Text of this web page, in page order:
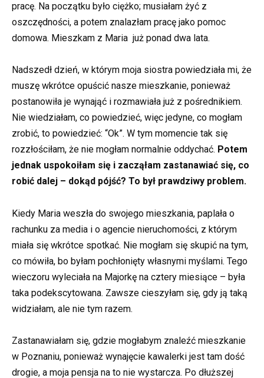
pracę. Na początku było ciężko; musiałam żyć z
oszczędności, a potem znalazłam pracę jako pomoc
domowa. Mieszkam z Maria już ponad dwa lata.
Nadszedł dzień, w którym moja siostra powiedziała mi, że
muszę wkrótce opuścić nasze mieszkanie, ponieważ
postanowiła je wynająć i rozmawiała już z pośrednikiem.
Nie wiedziałam, co powiedzieć, więc jedyne, co mogłam
zrobić, to powiedzieć: “Ok”. W tym momencie tak się
rozzłościłam, że nie mogłam normalnie oddychać. Potem
jednak uspokoiłam się i zacząłam zastanawiać się, co
robić dalej – dokąd pójść? To był prawdziwy problem.
Kiedy Maria weszła do swojego mieszkania, paplała o
rachunku za media i o agencie nieruchomości, z którym
miała się wkrótce spotkać. Nie mogłam się skupić na tym,
co mówiła, bo byłam pochłonięty własnymi myślami. Tego
wieczoru wyleciała na Majorkę na cztery miesiące – była
taka podekscytowana. Zawsze cieszyłam się, gdy ją taką
widziałam, ale nie tym razem.
Zastanawiałam się, gdzie mogłabym znaleźć mieszkanie
w Poznaniu, ponieważ wynajęcie kawalerki jest tam dość
drogie, a moja pensja na to nie wystarcza. Po dłuższej